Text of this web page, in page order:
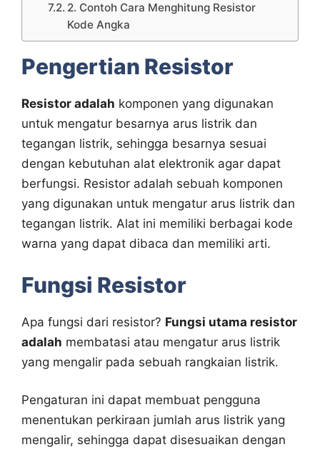
2. Contoh Cara Menghitung Resistor
Kode Angka
Pengertian Resistor
Resistor adalah komponen yang digunakan
untuk mengatur besarnya arus listrik dan
tegangan listrik, sehingga besarnya sesuai
dengan kebutuhan alat elektronik agar dapat
berfungsi. Resistor adalah sebuah komponen
yang digunakan untuk mengatur arus listrik dan
tegangan listrik. Alat ini memiliki berbagai kode
warna yang dapat dibaca dan memiliki arti.
Fungsi Resistor
Apa fungsi dari resistor? Fungsi utama resistor
adalah membatasi atau mengatur arus listrik
yang mengalir pada sebuah rangkaian listrik.
Pengaturan ini dapat membuat pengguna
menentukan perkiraan jumlah arus listrik yang
mengalir, sehingga dapat disesuaikan dengan